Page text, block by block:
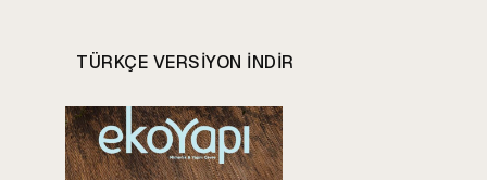
TÜRKÇE VERSIYON INDIR